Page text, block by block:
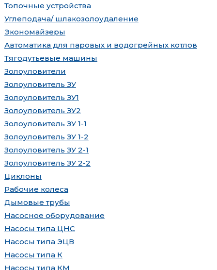
Топочные устройства
Углеподача/ шлакозолоудаление
Экономайзеры
Автоматика для паровых и водогрейных котлов
Тягодутьевые машины
Золоуловители
Золоуловитель ЗУ
Золоуловитель ЗУ1
Золоуловитель ЗУ2
Золоуловитель ЗУ 1-1
Золоуловитель ЗУ 1-2
Золоуловитель ЗУ 2-1
Золоуловитель ЗУ 2-2
Циклоны
Рабочие колеса
Дымовые трубы
Насосное оборудование
Насосы типа ЦНС
Насосы типа ЭЦВ
Насосы типа К
Насосы типа КМ